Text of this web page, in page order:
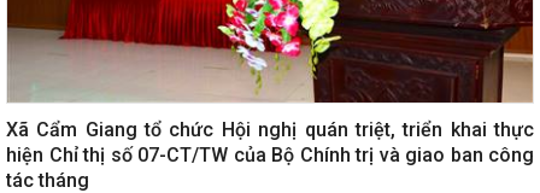
Xã Cẩm Giang tổ chức Hội nghị quán triệt, triển khai thực
hiện Chỉ thị số 07-CT/TW của Bộ Chính trị và giao ban công
tác tháng